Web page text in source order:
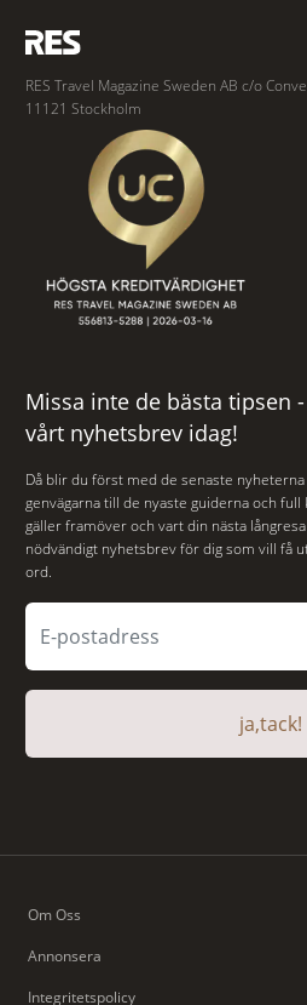
RES Travel Magazine Sweden AB c/o
11121 Stockholm
Missa inte de bästa tipsen
vårt nyhetsbrev idag!
Då blir du först med de senaste
genvägarna till de nyaste guiderna och
gäller framöver och vart din nästa
nödvändigt nyhetsbrev för dig som vill få
ord.
ja,tack!
Om Oss
Annonsera
Integritetspolicy